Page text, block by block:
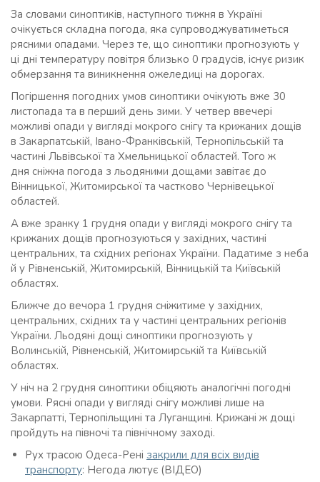
За словами синоптиків, наступного тижня в Україні
очікується складна погода, яка супроводжуватиметься
рясними опадами. Через те, що синоптики прогнозують у
ці дні температуру повітря близько 0 градусів, існує ризик
обмерзання та виникнення ожеледиці на дорогах.
Погіршення погодних умов синоптики очікують вже 30
листопада та в перший день зими. У четвер ввечері
можливі опади у вигляді мокрого снігу та крижаних дощів
в Закарпатській, Івано-Франківській, Тернопільській та
частині Львівської та Хмельницької областей. Того ж
дня сніжна погода з льодяними дощами завітає до
Вінницької, Житомирської та частково Чернівецької
областей.
А вже зранку 1 грудня опади у вигляді мокрого снігу та
крижаних дощів прогнозуються у західних, частині
центральних, та східних регіонах України. Падатиме з неба
й у Рівненській, Житомирській, Вінницькій та Київській
областях.
Ближче до вечора 1 грудня сніжитиме у західних,
центральних, східних та у частині центральних регіонів
України. Льодяні дощі синоптики прогнозують у
Волинській, Рівненській, Житомирській та Київській
областях.
У ніч на 2 грудня синоптики обіцяють аналогічні погодні
умови. Рясні опади у вигляді снігу можливі лише на
Закарпатті, Тернопільщині та Луганщині. Крижані ж дощі
пройдуть на півночі та північному заході.
Рух трасою Одеса-Рені закрили для всіх видів
транспорту: Негода лютує (ВІДЕО)